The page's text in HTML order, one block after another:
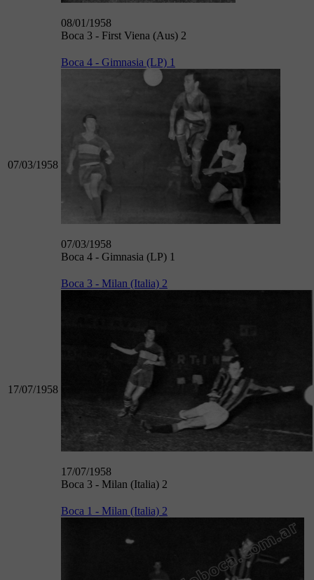
08/01/1958
Boca 3 - First Viena (Aus) 2
07/03/1958
Boca 4 - Gimnasia (LP) 1
07/03/1958
Boca 4 - Gimnasia (LP) 1
17/07/1958
Boca 3 - Milan (Italia) 2
17/07/1958
Boca 3 - Milan (Italia) 2
Boca 1 - Milan (Italia) 2